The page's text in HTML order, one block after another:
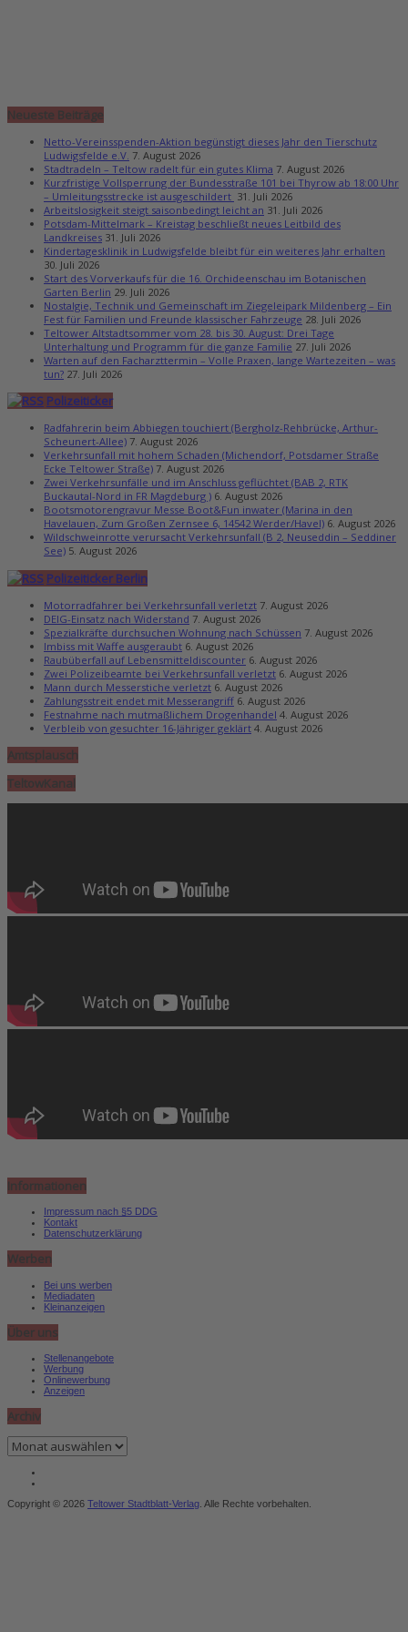
Neueste Beiträge
Netto-Vereinsspenden-Aktion begünstigt dieses Jahr den Tierschutz
Ludwigsfelde e.V. 7. August 2026
Stadtradeln – Teltow radelt für ein gutes Klima 7. August 2026
Kurzfristige Vollsperrung der Bundesstraße 101 bei Thyrow ab 18:00 Uhr
– Umleitungsstrecke ist ausgeschildert 31. Juli 2026
Arbeitslosigkeit steigt saisonbedingt leicht an 31. Juli 2026
Potsdam-Mittelmark – Kreistag beschließt neues Leitbild des
Landkreises 31. Juli 2026
Kindertagesklinik in Ludwigsfelde bleibt für ein weiteres Jahr erhalten
30. Juli 2026
Start des Vorverkaufs für die 16. Orchideenschau im Botanischen
Garten Berlin 29. Juli 2026
Nostalgie, Technik und Gemeinschaft im Ziegeleipark Mildenberg – Ein
Fest für Familien und Freunde klassischer Fahrzeuge 28. Juli 2026
Teltower Altstadtsommer vom 28. bis 30. August: Drei Tage
Unterhaltung und Programm für die ganze Familie 27. Juli 2026
Warten auf den Facharzttermin – Volle Praxen, lange Wartezeiten – was
tun? 27. Juli 2026
Polizeiticker
Radfahrerin beim Abbiegen touchiert (Bergholz-Rehbrücke, Arthur-
Scheunert-Allee) 7. August 2026
Verkehrsunfall mit hohem Schaden (Michendorf, Potsdamer Straße
Ecke Teltower Straße) 7. August 2026
Zwei Verkehrsunfälle und im Anschluss geflüchtet (BAB 2, RTK
Buckautal-Nord in FR Magdeburg ) 6. August 2026
Bootsmotorengravur Messe Boot&Fun inwater (Marina in den
Havelauen, Zum Großen Zernsee 6, 14542 Werder/Havel) 6. August 2026
Wildschweinrotte verursacht Verkehrsunfall (B 2, Neuseddin – Seddiner
See) 5. August 2026
Polizeiticker Berlin
Motorradfahrer bei Verkehrsunfall verletzt 7. August 2026
DEIG-Einsatz nach Widerstand 7. August 2026
Spezialkräfte durchsuchen Wohnung nach Schüssen 7. August 2026
Imbiss mit Waffe ausgeraubt 6. August 2026
Raubüberfall auf Lebensmitteldiscounter 6. August 2026
Zwei Polizeibeamte bei Verkehrsunfall verletzt 6. August 2026
Mann durch Messerstiche verletzt 6. August 2026
Zahlungsstreit endet mit Messerangriff 6. August 2026
Festnahme nach mutmaßlichem Drogenhandel 4. August 2026
Verbleib von gesuchter 16-Jähriger geklärt 4. August 2026
Amtsplausch
TeltowKanal
Informationen
Impressum nach §5 DDG
Kontakt
Datenschutzerklärung
Werben
Bei uns werben
Mediadaten
Kleinanzeigen
Über uns
Stellenangebote
Werbung
Onlinewerbung
Anzeigen
Archiv
Archiv
Copyright © 2026 Teltower Stadtblatt-Verlag . Alle Rechte vorbehalten.